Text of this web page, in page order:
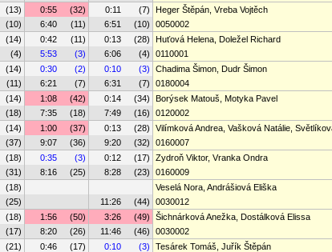
(13) 0:55 (32) 0:11 (7)
Heger Štěpán, Vreba Vojtěch
(10) 6:40 (11) 6:51 (10)
0050002
(14) 0:42 (11) 0:13 (28)
Huťová Helena, Doležel Richard
(4) 5:53 (3) 6:06 (4)
0110001
(14) 0:30 (2) 0:10 (3)
Chadima Šimon, Dudr Šimon
(11) 6:21 (7) 6:31 (7)
0180004
(14) 1:08 (42) 0:14 (34)
Borýsek Matouš, Motyka Pavel
(18) 7:35 (18) 7:49 (16)
0120002
(14) 1:00 (37) 0:13 (28)
Vilímková Andrea, Vašková Natálie,
(37) 9:07 (36) 9:20 (32)
0160007
(18) 0:35 (3) 0:12 (17)
Zydroň Viktor, Vranka Ondra
(31) 8:16 (25) 8:28 (23)
0160009
(18)
Veselá Nora, Andrášiová Eliška
(25) 11:26 (44)
0030012
(18) 1:56 (50) 3:26 (49)
Šichnárková Anežka, Dostálková Elissa
(17) 8:20 (26) 11:46 (46)
0030002
(21) 0:46 (17) 0:10 (3)
Tesárek Tomáš, Juřík Štěpán